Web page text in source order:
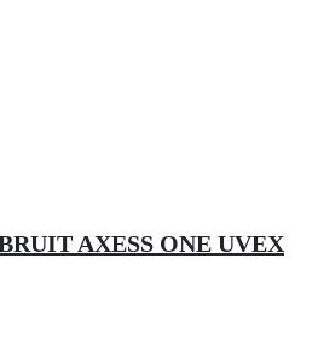
AXESS ONE UVEX